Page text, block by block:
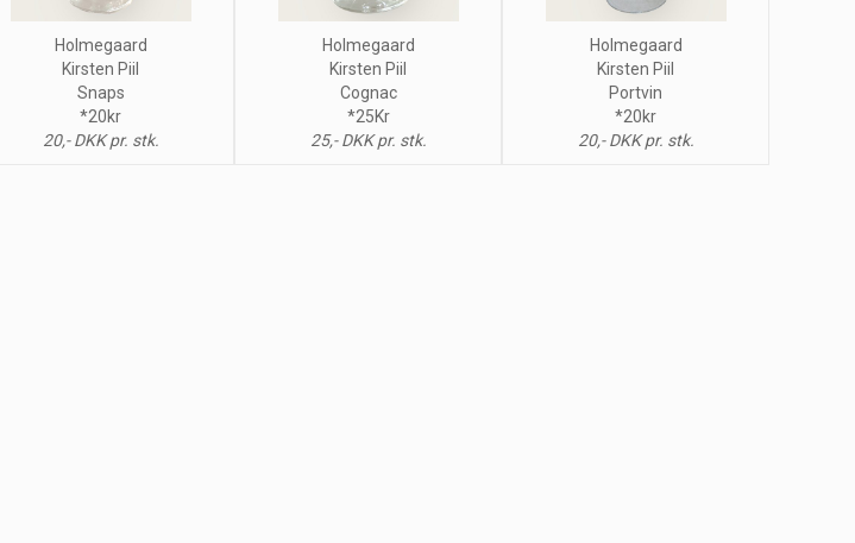
Holmegaard
Kirsten Piil
Snaps
*20kr
20,- DKK pr. stk.
Holmegaard
Kirsten Piil
Cognac
*25Kr
25,- DKK pr. stk.
Holmegaard
Kirsten Piil
Portvin
*20kr
20,- DKK pr. stk.